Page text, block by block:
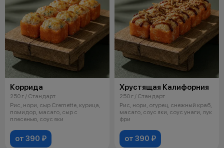
Коррида
250 г / Стандарт
Рис, нори, сыр Cremette, курица,
помидор, масаго, сыр с
плесенью, соус яки
от 390 ₽
Хрустящая Калифорния
250 г / Стандарт
Рис, нори, огурец, снежный краб,
масаго, соус яки, соус унаги, лук
фри
от 390 ₽